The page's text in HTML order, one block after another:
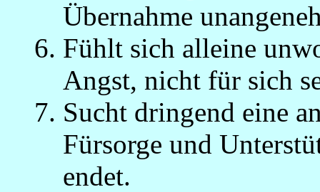
Übernahme
Fühlt sich alleine
Angst, nicht für sich
Sucht dringend eine
Fürsorge und
endet.